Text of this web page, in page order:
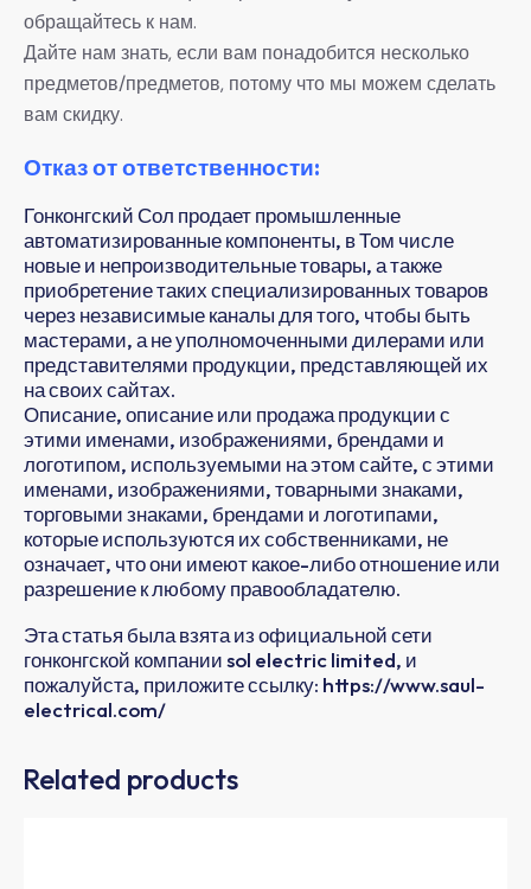
обращайтесь к нам.
Дайте нам знать, если вам понадобится несколько
предметов/предметов, потому что мы можем сделать
вам скидку.
Отказ от ответственности:
Гонконгский Сол продает промышленные
автоматизированные компоненты, в Том числе
новые и непроизводительные товары, а также
приобретение таких специализированных товаров
через независимые каналы для того, чтобы быть
мастерами, а не уполномоченными дилерами или
представителями продукции, представляющей их
на своих сайтах.
Описание, описание или продажа продукции с
этими именами, изображениями, брендами и
логотипом, используемыми на этом сайте, с этими
именами, изображениями, товарными знаками,
торговыми знаками, брендами и логотипами,
которые используются их собственниками, не
означает, что они имеют какое-либо отношение или
разрешение к любому правообладателю.
Эта статья была взята из официальной сети
гонконгской компании sol electric limited, и
пожалуйста, приложите ссылку: https://www.saul-
electrical.com/
Related products